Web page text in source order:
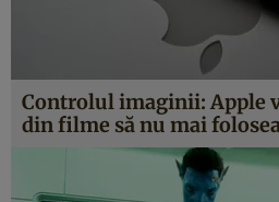
Controlul imaginii: Apple
din filme să nu mai